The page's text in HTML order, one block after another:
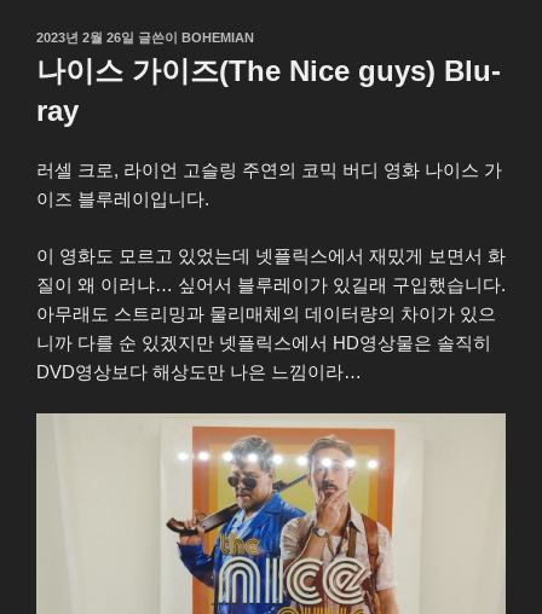
작
성
일
2023년 2월 26일 글쓴이 BOHEMIAN
나이스 가이즈(The Nice guys) Blu-
ray
러셀 크로, 라이언 고슬링 주연의 코믹 버디 영화 나이스 가
이즈 블루레이입니다.
이 영화도 모르고 있었는데 넷플릭스에서 재밌게 보면서 화
질이 왜 이러냐… 싶어서 블루레이가 있길래 구입했습니다.
아무래도 스트리밍과 물리매체의 데이터량의 차이가 있으
니까 다를 순 있겠지만 넷플릭스에서 HD영상물은 솔직히
DVD영상보다 해상도만 나은 느낌이라…